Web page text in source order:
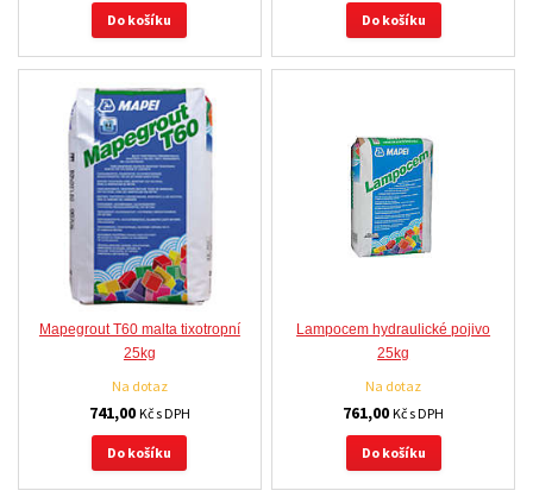
Do košíku Do košíku
Mapegrout T60 malta tixotropní
25kg
Na dotaz
741,00 Kč s DPH
Do košíku
Lampocem hydraulické pojivo
25kg
Na dotaz
761,00Kč s DPH
Do košíku